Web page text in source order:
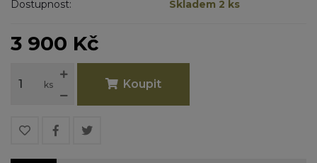
Dostupnost:
Skladem 2 ks
3 900 Kč
ks Koupit